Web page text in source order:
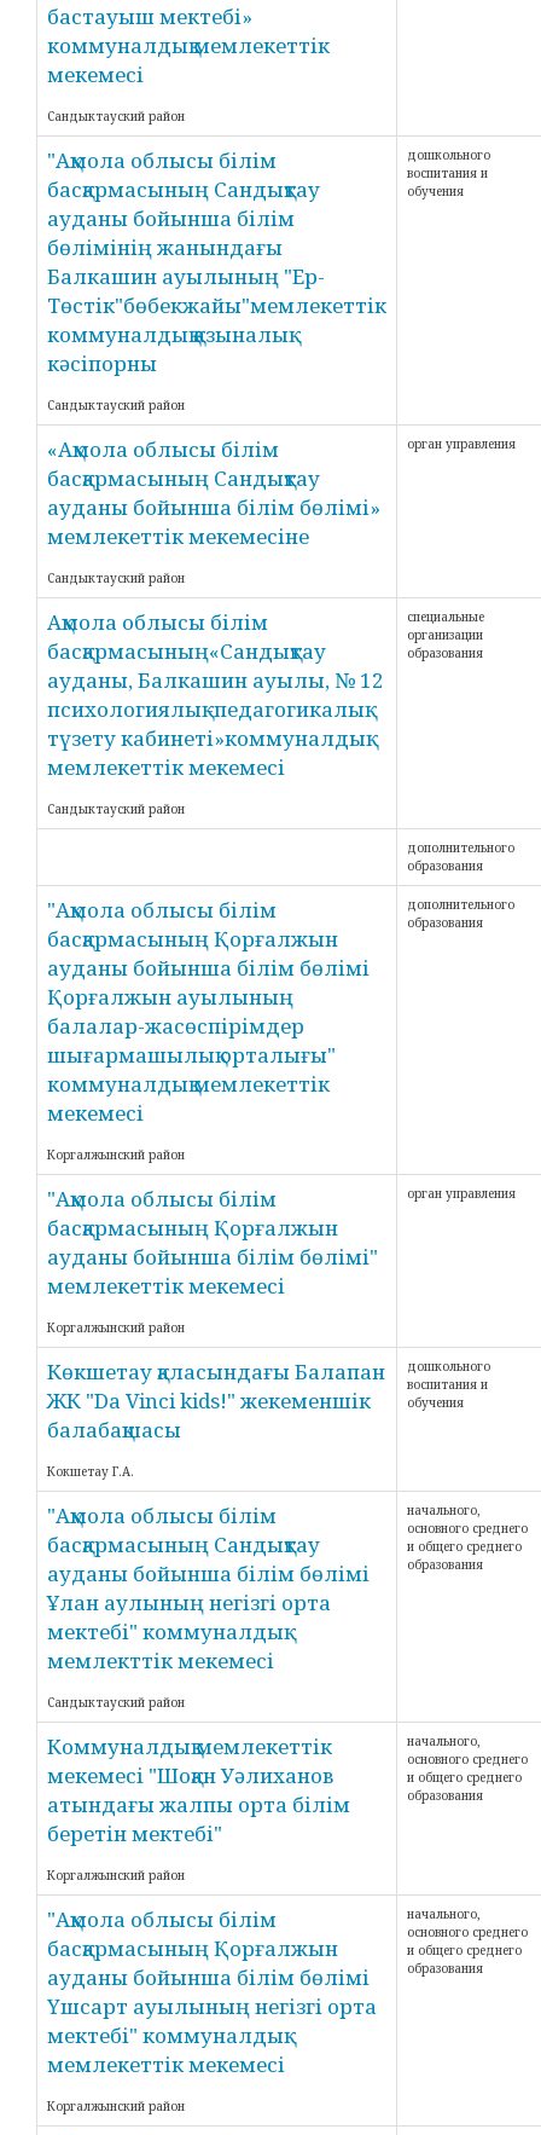
бастауыш мектебі»
коммуналдық мемлекеттік
мекемесі
Сандыктауский район
"Ақмола облысы білім
басқармасының Сандықтау
ауданы бойынша білім
бөлімінің жанындағы
Балкашин ауылының "Ер-
Төстік"бөбекжайы"мемлекеттік
коммуналдық қазыналық
кәсіпорны
Сандыктауский район
дошкольного
воспитания и
обучения
«Ақмола облысы білім
басқармасының Сандықтау
ауданы бойынша білім бөлімі»
мемлекеттік мекемесіне
Сандыктауский район
орган управления
Ақмола облысы білім
басқармасының«Сандықтау
ауданы, Балкашин ауылы, № 12
психологиялық -педагогикалық
түзету кабинеті»коммуналдық
мемлекеттік мекемесі
Сандыктауский район
специальные
организации
образования
дополнительного
образования
"Ақмола облысы білім
басқармасының Қорғалжын
ауданы бойынша білім бөлімі
Қорғалжын ауылының
балалар-жасөспірімдер
шығармашылық орталығы"
коммуналдық мемлекеттік
мекемесі
Коргалжынский район
дополнительного
образования
"Ақмола облысы білім
басқармасының Қорғалжын
ауданы бойынша білім бөлімі"
мемлекеттік мекемесі
Коргалжынский район
орган управления
Көкшетау қаласындағы Балапан
ЖК "Da Vinci kids!" жекеменшік
балабақшасы
Кокшетау Г.А.
дошкольного
воспитания и
обучения
"Ақмола облысы білім
басқармасының Сандықтау
ауданы бойынша білім бөлімі
Ұлан аулының негізгі орта
мектебі" коммуналдық
мемлекттік мекемесі
Сандыктауский район
начального,
основного среднего
и общего среднего
образования
Коммуналдық мемлекеттік
мекемесі "Шоқан Уәлиханов
атындағы жалпы орта білім
беретін мектебі"
Коргалжынский район
начального,
основного среднего
и общего среднего
образования
"Ақмола облысы білім
басқармасының Қорғалжын
ауданы бойынша білім бөлімі
Үшсарт ауылының негізгі орта
мектебі" коммуналдық
мемлекеттік мекемесі
Коргалжынский район
начального,
основного среднего
и общего среднего
образования